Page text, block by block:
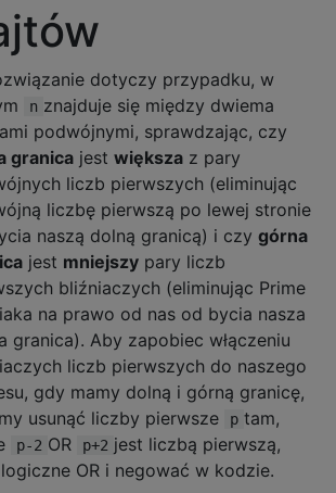
dotyczy przypadku, w
n znajduje się między dwiema
podwójnymi, sprawdzając, czy
granica jest większa z pary
liczb pierwszych (eliminując
liczbę pierwszą po lewej stronie
naszą dolną granicą) i czy górna
jest mniejszy pary liczb
bliźniaczych (eliminując Prime
na prawo od nas od bycia nasza
granica). Aby zapobiec włączeniu
liczb pierwszych do naszego
gdy mamy dolną i górną granicę,
usunąć liczby pierwsze
p tam,
p-2 OR p+2 jest liczbą pierwszą,
OR i negować w kodzie.